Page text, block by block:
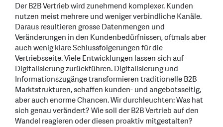
Der B2B Vertrieb wird zunehmend komplexer. Kunden
nutzen meist mehrere und weniger verbindliche Kanäle.
Daraus resultieren grosse Datenmengen und
Veränderungen in den Kundenbedürfnissen, oftmals aber
auch wenig klare Schlussfolgerungen für die
Vertriebsseite. Viele Entwicklungen lassen sich auf
Digitalisierung zurückführen. Digitalisierung und
Informationszugänge transformieren traditionelle B2B
Marktstrukturen, schaffen kunden- und angebotsseitig,
aber auch enorme Chancen. Wir durchleuchten: Was hat
sich genau verändert? Wie soll der B2B Vertrieb auf den
Wandel reagieren oder diesen proaktiv mitgestalten?